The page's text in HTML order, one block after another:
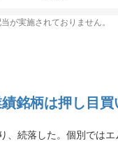
が実施されておりません。
銘柄は押し目買
、続落した。個別では